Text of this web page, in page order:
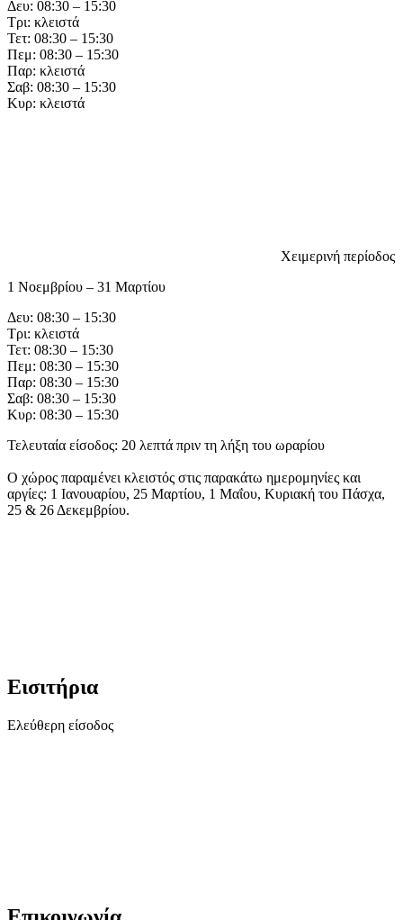
Δευ: 08:30 – 15:30
Τρι: κλειστά
Τετ: 08:30 – 15:30
Πεμ: 08:30 – 15:30
Παρ: κλειστά
Σαβ: 08:30 – 15:30
Κυρ: κλειστά
Χειμερινή περίοδος
1 Νοεμβρίου – 31 Μαρτίου
Δευ: 08:30 – 15:30
Τρι: κλειστά
Τετ: 08:30 – 15:30
Πεμ: 08:30 – 15:30
Παρ: 08:30 – 15:30
Σαβ: 08:30 – 15:30
Κυρ: 08:30 – 15:30
Τελευταία είσοδος: 20 λεπτά πριν τη λήξη του ωραρίου
Ο χώρος παραμένει κλειστός στις παρακάτω ημερομηνίες και
αργίες: 1 Ιανουαρίου, 25 Μαρτίου, 1 Μαΐου, Κυριακή του Πάσχα,
25 & 26 Δεκεμβρίου.
Εισιτήρια
Ελεύθερη είσοδος